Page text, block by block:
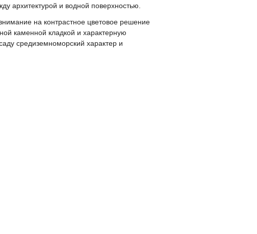
архитектурой и водной поверхностью.
на контрастное цветовое решение
каменной кладкой и характерную
средиземноморский характер и